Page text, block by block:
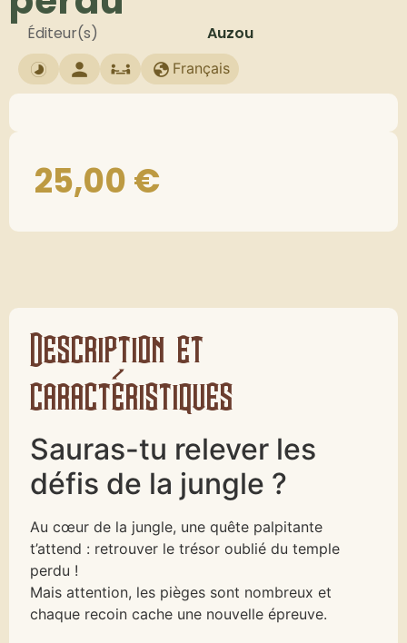
Éditeur(s) Auzou
Français
25,00€
Description et
caractéristiques
Sauras-tu relever les
défis de la jungle ?
Au cœur de la jungle, une quête palpitante
t’attend : retrouver le trésor oublié du temple
perdu !
Mais attention, les pièges sont nombreux et
chaque recoin cache une nouvelle épreuve.